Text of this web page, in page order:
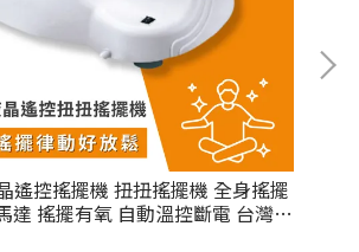
遙控搖擺機 扭扭搖擺機 全身搖擺
達 搖擺有氧 自動溫控斷電 台灣製